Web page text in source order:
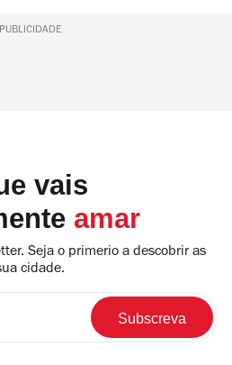
PUBLICIDADE
vais
amar
Seja o primerio a descobrir as
cidade.